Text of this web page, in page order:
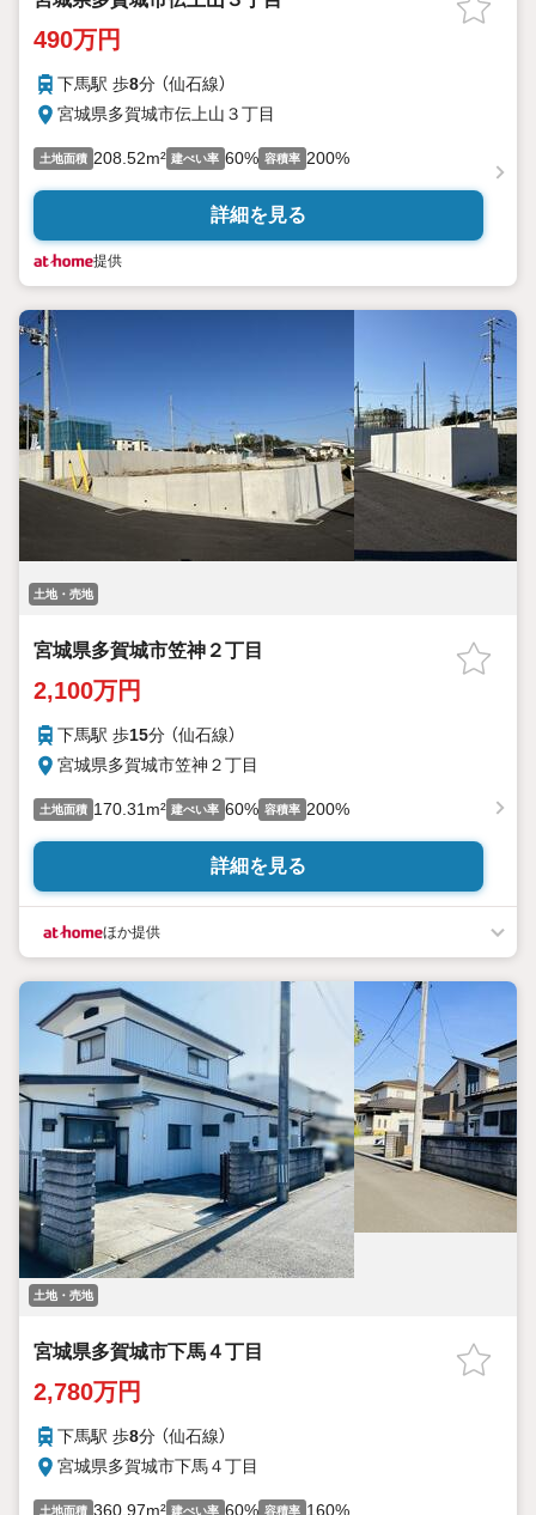
490万円
下馬駅 歩8分 （仙石線）
宮城県多賀城市伝上山３丁目
土地面積 208.52m² 建ぺい率 60% 容積率 200%
詳細を見る
提供
土地・売地
宮城県多賀城市笠神２丁目
2,100万円
下馬駅 歩15分 （仙石線）
宮城県多賀城市笠神２丁目
土地面積 170.31m² 建ぺい率 60% 容積率 200%
詳細を見る
ほか提供
土地・売地
宮城県多賀城市下馬４丁目
2,780万円
下馬駅 歩8分 （仙石線）
宮城県多賀城市下馬４丁目
土地面積 360.97m² 建ぺい率 60% 容積率 160%